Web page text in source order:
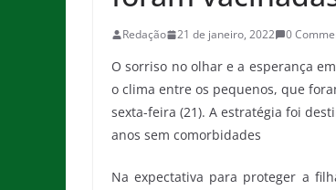
Redação 21 de janeiro, 2022 0
O sorriso no olhar e a esperança
o clima entre os pequenos, que
sexta-feira (21). A estratégia foi
anos sem comorbidades
Na expectativa para proteger a